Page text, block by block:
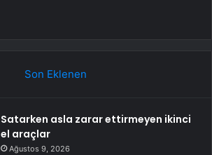
Son Eklenen
Satarken asla zarar ettirmeyen ikinci
el araçlar
Ağustos 9, 2026